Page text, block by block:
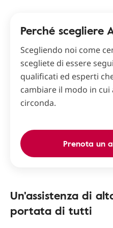
Perché scegliere
Scegliendo noi come
scegliete di essere
qualificati ed esperti
cambiare il modo in
circonda.
Prenota un
Un'assistenza di
portata di tutti